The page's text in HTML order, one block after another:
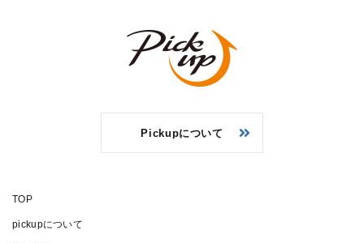
Pickupについて
TOP
pickupについて